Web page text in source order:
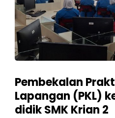
Pembekalan
Lapangan (PKL)
didik SMK Krian 2